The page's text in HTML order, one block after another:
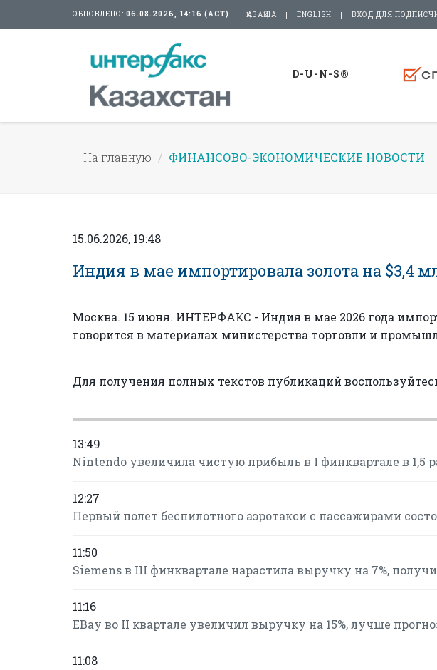
ОБНОВЛЕНО: 06.08.2026, 14:16 (АСТ) ҚАЗАҚША ENGLISH ВХОД ДЛЯ
D-U-N-S®
На главную ФИНАНСОВО-ЭКОНОМИЧЕСКИЕ НОВОСТИ
15.06.2026, 19:48
Индия в мае импортировала золота на $3,4
Москва. 15 июня. ИНТЕРФАКС - Индия в мае 2026 года
говорится в материалах министерства торговли и
Для получения полных текстов публикаций
13:49
Nintendo увеличила чистую прибыль в I финквартале в 1,5
12:27
Первый полет беспилотного аэротакси с пассажирами
11:50
Siemens в III финквартале нарастила выручку на 7%,
11:16
EBay во II квартале увеличил выручку на 15%, лучше
11:08